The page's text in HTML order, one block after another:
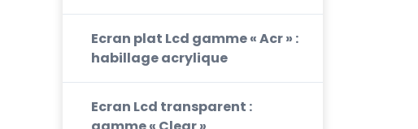
Ecran plat Lcd gamme « Acr » :
habillage acrylique
Ecran Lcd transparent :